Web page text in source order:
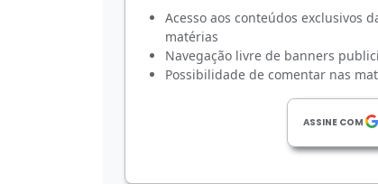
Acesso aos conteúdos exclusivos
matérias
Navegação livre de banners
Possibilidade de comentar nas
ASSINE COM